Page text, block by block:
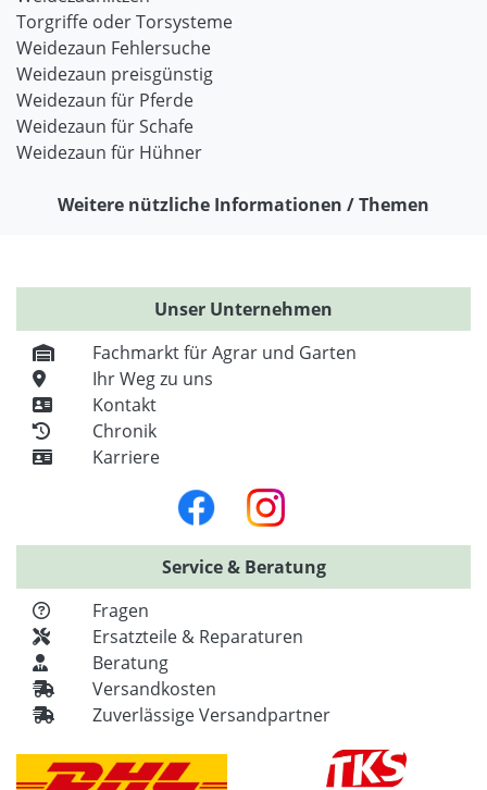
Torgriffe oder Torsysteme
Weidezaun Fehlersuche
Weidezaun preisgünstig
Weidezaun für Pferde
Weidezaun für Schafe
Weidezaun für Hühner
Weitere nützliche Informationen / Themen
Unser Unternehmen
Fachmarkt für Agrar und Garten
Ihr Weg zu uns
Kontakt
Chronik
Karriere
Service & Beratung
Fragen
Ersatzteile & Reparaturen
Beratung
Versandkosten
Zuverlässige Versandpartner